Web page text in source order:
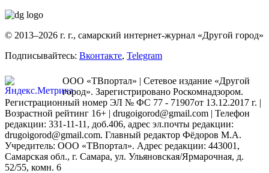
© 2013–2026 г. г., самарский интернет-журнал «Другой город»
Подписывайтесь: Вконтакте, Telegram
ООО «ТВпортал» | Сетевое издание «Другой
город». Зарегистрировано Роскомнадзором.
Регистрационный номер ЭЛ № ФС 77 - 71907от 13.12.2017 г. |
Возрастной рейтинг 16+ | drugoigorod@gmail.com | Телефон
редакции: 331-11-11, доб.406, адрес эл.почты редакции:
drugoigorod@gmail.com. Главный редактор Фёдоров М.А.
Учредитель: ООО «ТВпортал». Адрес редакции: 443001,
Самарская обл., г. Самара, ул. Ульяновская/Ярмарочная, д.
52/55, комн. 6